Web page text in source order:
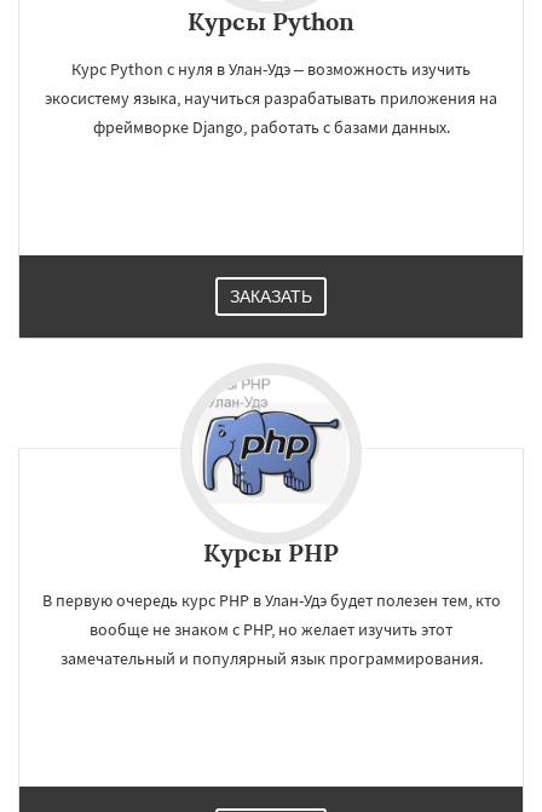
Курсы Python
Курс Python с нуля в Улан-Удэ – возможность изучить
экосистему языка, научиться разрабатывать приложения на
фреймворке Django, работать с базами данных.
ЗАКАЗАТЬ
Курсы PHP
В первую очередь курс PHP в Улан-Удэ будет полезен тем, кто
вообще не знаком с PHP, но желает изучить этот
замечательный и популярный язык программирования.